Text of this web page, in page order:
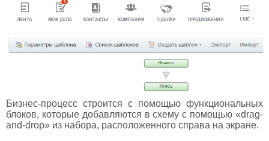
Бизнес-процесс строится с помощью функциональных
блоков, которые добавляются в схему с помощью «drag-
and-drop» из набора, расположенного справа на экране.